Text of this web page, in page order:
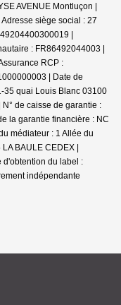
AVENUE Montluçon |
siège social : 27
|
: FR86492044003 |
RCP :
| Date de
35 quai Louis Blanc 03100
de caisse de garantie :
la garantie financière : NC
médiateur : 1 Allée du
BAULE CEDEX |
d'obtention du label :
indépendante